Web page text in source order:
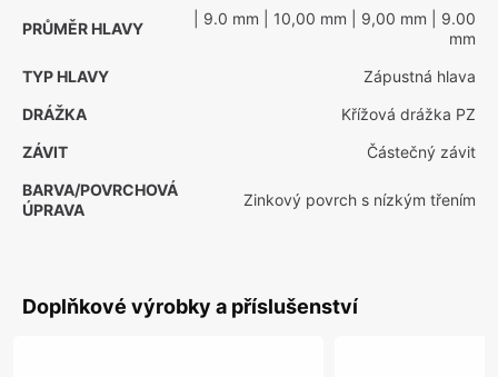
PRŮMĚR HLAVY
| 9.0 mm | 10,00 mm | 9,00 mm | 9.00
mm
TYP HLAVY
Zápustná hlava
DRÁŽKA
Křížová drážka PZ
ZÁVIT
Částečný závit
BARVA/POVRCHOVÁ
ÚPRAVA
Zinkový povrch s nízkým třením
Doplňkové výrobky a příslušenství